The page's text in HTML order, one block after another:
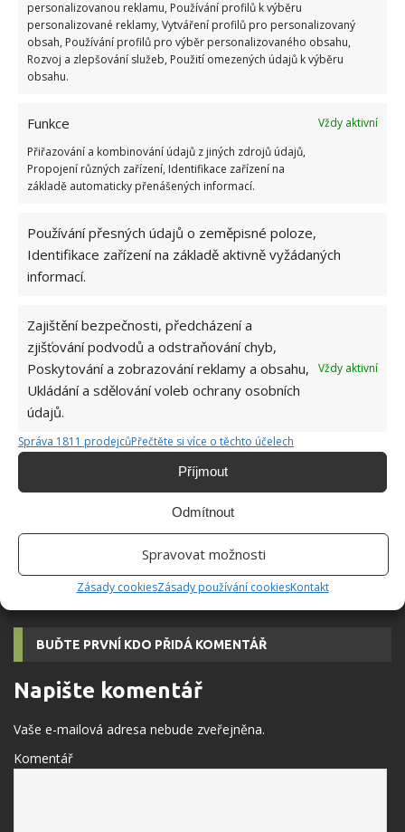
personalizovanou reklamu, Používání profilů k výběru
personalizované reklamy, Vytváření profilů pro personalizovaný
obsah, Používání profilů pro výběr personalizovaného obsahu,
Rozvoj a zlepšování služeb, Použití omezených údajů k výběru
obsahu.
Funkce
Vždy aktivní
Přiřazování a kombinování údajů z jiných zdrojů údajů,
Propojení různých zařízení, Identifikace zařízení na
základě automaticky přenášených informací.
Používání přesných údajů o zeměpisné poloze,
Identifikace zařízení na základě aktivně vyžádaných
informací.
Zajištění bezpečnosti, předcházení a
zjišťování podvodů a odstraňování chyb,
Poskytování a zobrazování reklamy a obsahu,
Ukládání a sdělování voleb ochrany osobních
údajů.
Vždy aktivní
Správa 1811 prodejcůPřečtěte si více o těchto účelech
Příjmout
Odmítnout
Spravovat možnosti
Zásady cookiesZásady používání cookiesKontakt
KOMENTOVAT
univerzity, který je již od malička
velkým kutilem. V podstatě vše, co je
možné najít v j...[Více o autorovi]
Test znalostí o životě v dobách socialismu: 10
otázek odhalí, kdo má minulý režim stále v živé
paměti
Obrázkový kvíz o českých městech: Úkolem je
poznat 10 z nich podle jediné fotografie
moravské kořeny nebo dobrý jazykový cit
BUĎTE PRVNÍ KDO PŘIDÁ KOMENTÁŘ
Napište komentář
Vaše e-mailová adresa nebude zveřejněna.
Komentář